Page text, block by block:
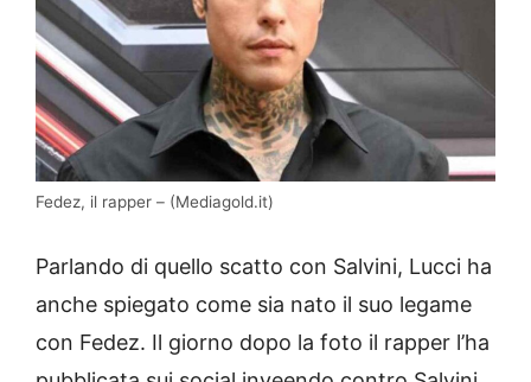
Fedez, il rapper – (Mediagold.it)
Parlando di quello scatto con Salvini, Lucci ha
anche spiegato come sia nato il suo legame
con Fedez. Il giorno dopo la foto il rapper l’ha